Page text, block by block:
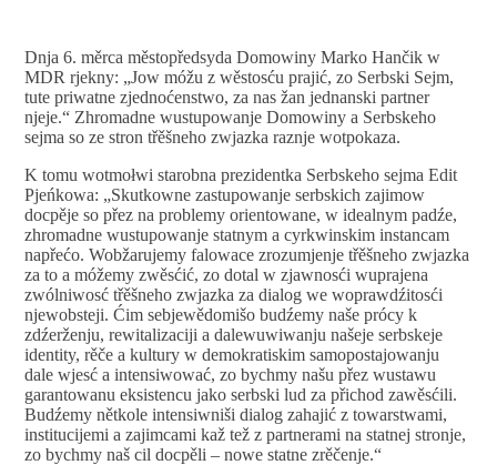
Dnja 6. měrca městopředsyda Domowiny Marko Hančik w
MDR rjekny: „Jow móžu z wěstosću prajić, zo Serbski Sejm,
tute priwatne zjednoćenstwo, za nas žan jednanski partner
njeje.“ Zhromadne wustupowanje Domowiny a Serbskeho
sejma so ze stron třěšneho zwjazka raznje wotpokaza.
K tomu wotmołwi starobna prezidentka Serbskeho sejma Edit
Pjeńkowa: „Skutkowne zastupowanje serbskich zajimow
docpěje so přez na problemy orientowane, w idealnym padźe,
zhromadne wustupowanje statnym a cyrkwinskim instancam
napřećo. Wobžarujemy falowace zrozumjenje třěšneho zwjazka
za to a móžemy zwěsćić, zo dotal w zjawnosći wuprajena
zwólniwosć třěšneho zwjazka za dialog we woprawdźitosći
njewobsteji. Ćim sebjewědomišo budźemy naše prócy k
zdźerženju, rewitalizaciji a dalewuwiwanju našeje serbskeje
identity, rěče a kultury w demokratiskim samopostajowanju
dale wjesć a intensiwować, zo bychmy našu přez wustawu
garantowanu eksistencu jako serbski lud za přichod zawěsćili.
Budźemy nětkole intensiwniši dialog zahajić z towarstwami,
institucijemi a zajimcami kaž tež z partnerami na statnej stronje,
zo bychmy naš cil docpěli – nowe statne zrěčenje.“